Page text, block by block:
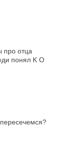
отца
понял K O